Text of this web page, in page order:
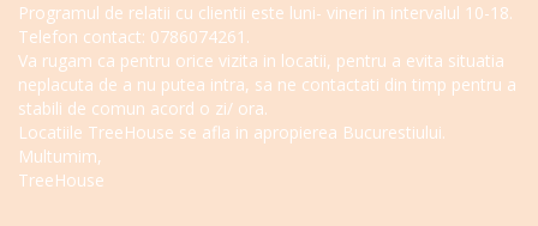
Programul de relatii cu clientii este luni- vineri in intervalul 10-18.
Telefon contact: 0786074261.
Va rugam ca pentru orice vizita in locatii, pentru a evita situatia
neplacuta de a nu putea intra, sa ne contactati din timp pentru a
stabili de comun acord o zi/ ora.
Locatiile TreeHouse se afla in apropierea Bucurestiului.
Multumim,
TreeHouse